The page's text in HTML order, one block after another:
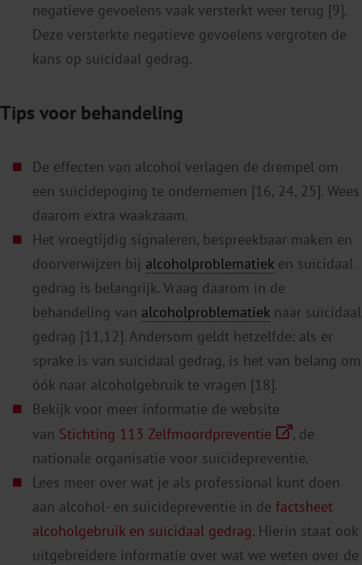
negatieve gevoelens vaak versterkt weer terug [9].
Deze versterkte negatieve gevoelens vergroten de
kans op suïcidaal gedrag.
Tips voor behandeling
De effecten van alcohol verlagen de drempel om
een suïcidepoging te ondernemen [16, 24, 25]. Wees
daarom extra waakzaam.
Het vroegtijdig signaleren, bespreekbaar maken en
doorverwijzen bij alcoholproblematiek en suïcidaal
gedrag is belangrijk. Vraag daarom in de
behandeling van alcoholproblematiek naar suïcidaal
gedrag [11,12]. Andersom geldt hetzelfde: als er
sprake is van suïcidaal gedrag, is het van belang om
óók naar alcoholgebruik te vragen [18].
Bekijk voor meer informatie de website
van Stichting 113 Zelfmoordpreventie
, de
nationale organisatie voor suïcidepreventie.
Lees meer over wat je als professional kunt doen
aan alcohol- en suïcidepreventie in de factsheet
alcoholgebruik en suïcidaal gedrag. Hierin staat ook
uitgebreidere informatie over wat we weten over de